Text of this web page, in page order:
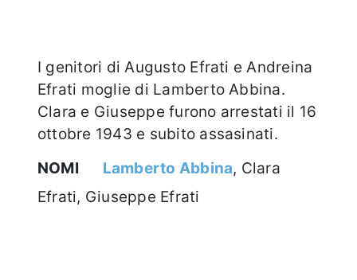
I genitori di Augusto Efrati e Andreina
Efrati moglie di Lamberto Abbina.
Clara e Giuseppe furono arrestati il 16
ottobre 1943 e subito assasinati.
NOMI
Lamberto Abbina, Clara
Efrati, Giuseppe Efrati